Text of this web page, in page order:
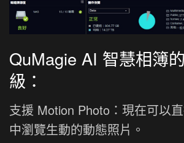
QuMagie AI 智慧相簿
級：
支援 Motion Photo：現在可以
中瀏覽生動的動態照片。